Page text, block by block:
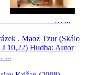
… ...
. Maoz Tzur (Skálo
10,22) Hudba: Autor
...